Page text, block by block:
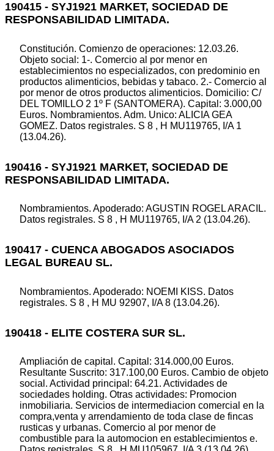
190415 - SYJ1921 MARKET, SOCIEDAD DE
RESPONSABILIDAD LIMITADA.
Constitución. Comienzo de operaciones: 12.03.26.
Objeto social: 1-. Comercio al por menor en
establecimientos no especializados, con predominio en
productos alimenticios, bebidas y tabaco. 2.- Comercio al
por menor de otros productos alimenticios. Domicilio: C/
DEL TOMILLO 2 1º F (SANTOMERA). Capital: 3.000,00
Euros. Nombramientos. Adm. Unico: ALICIA GEA
GOMEZ. Datos registrales. S 8 , H MU119765, I/A 1
(13.04.26).
190416 - SYJ1921 MARKET, SOCIEDAD DE
RESPONSABILIDAD LIMITADA.
Nombramientos. Apoderado: AGUSTIN ROGEL ARACIL.
Datos registrales. S 8 , H MU119765, I/A 2 (13.04.26).
190417 - CUENCA ABOGADOS ASOCIADOS
LEGAL BUREAU SL.
Nombramientos. Apoderado: NOEMI KISS. Datos
registrales. S 8 , H MU 92907, I/A 8 (13.04.26).
190418 - ELITE COSTERA SUR SL.
Ampliación de capital. Capital: 314.000,00 Euros.
Resultante Suscrito: 317.100,00 Euros. Cambio de objeto
social. Actividad principal: 64.21. Actividades de
sociedades holding. Otras actividades: Promocion
inmobiliaria. Servicios de intermediacion comercial en la
compra,venta y arrendamiento de toda clase de fincas
rusticas y urbanas. Comercio al por menor de
combustible para la automocion en establecimientos e.